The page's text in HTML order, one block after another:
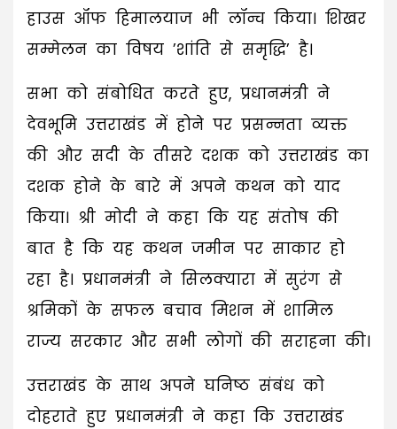
हाउस ऑफ हिमालयाज भी लॉन्च किया। शिखर
सम्मेलन का विषय ’शांति से समृद्धि’ है।
सभा को संबोधित करते हुए, प्रधानमंत्री ने
देवभूमि उत्तराखंड में होने पर प्रसन्नता व्यक्त
की और सदी के तीसरे दशक को उत्तराखंड का
दशक होने के बारे में अपने कथन को याद
किया। श्री मोदी ने कहा कि यह संतोष की
बात है कि यह कथन जमीन पर साकार हो
रहा है। प्रधानमंत्री ने सिलक्यारा में सुरंग से
श्रमिकों के सफल बचाव मिशन में शामिल
राज्य सरकार और सभी लोगों की सराहना की।
उत्तराखंड के साथ अपने घनिष्ठ संबंध को
दोहराते हुए प्रधानमंत्री ने कहा कि उत्तराखंड